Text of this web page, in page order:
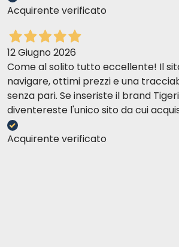
Acquirente verificato
12 Giugno 2026
Come al solito tutto eccellente! Il
navigare, ottimi prezzi e una
senza pari. Se inseriste il brand
diventereste l'unico sito da cui
Acquirente verificato